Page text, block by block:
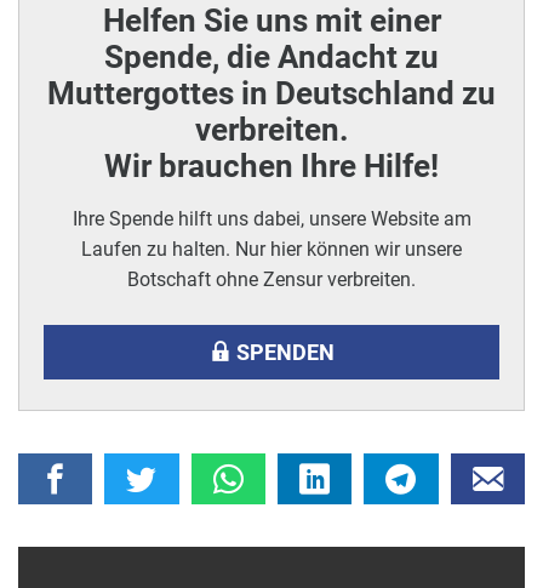
Helfen Sie uns mit einer
Spende, die Andacht zu
Muttergottes in Deutschland zu
verbreiten.
Wir brauchen Ihre Hilfe!
Ihre Spende hilft uns dabei, unsere Website am
Laufen zu halten. Nur hier können wir unsere
Botschaft ohne Zensur verbreiten.
SPENDEN